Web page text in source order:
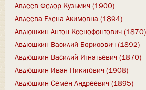
Авдеев Федор Кузьмич (1900)
Авдеева Елена Акимовна (1894)
Авдюшкин Антон Ксенофонтович (1870)
Авдюшкин Василий Борисович (1892)
Авдюшкин Василий Игнатьевич (1870)
Авдюшкин Иван Никитович (1908)
Авдюшкин Семен Андреевич (1895)